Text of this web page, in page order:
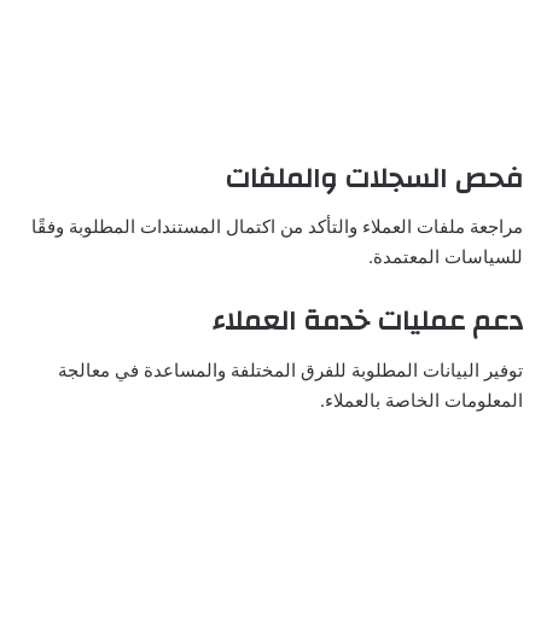
فحص السجلات والملفات
مراجعة ملفات العملاء والتأكد من اكتمال المستندات المطلوبة وفقًا
للسياسات المعتمدة.
دعم عمليات خدمة العملاء
توفير البيانات المطلوبة للفرق المختلفة والمساعدة في معالجة
المعلومات الخاصة بالعملاء.